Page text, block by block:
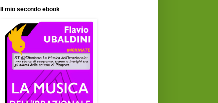
Il mio secondo ebook